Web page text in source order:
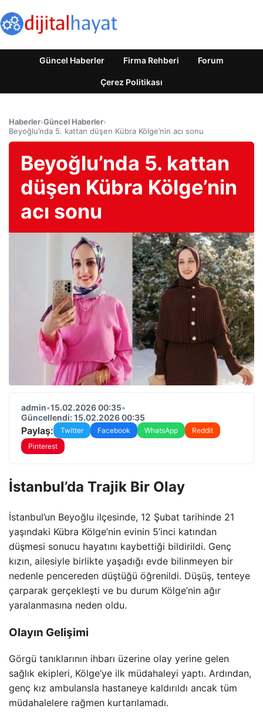
Güncel Haberler Firma Rehberi Forum
Çerez Politikası
Haberler›Güncel Haberler›
Beyoğlu’nda 5. kattan düşen Kübra Kölge’nin acı sonu
Beyoğlu’nda 5. kattan
düşen Kübra Kölge’nin
acı sonu
admin•15.02.2026 00:35•
Güncellendi: 15.02.2026 00:35
Paylaş: Twitter Facebook WhatsApp
Reddit
Pinterest
İstanbul’da Trajik Bir Olay
İstanbul’un Beyoğlu ilçesinde, 12 Şubat tarihinde 21
yaşındaki Kübra Kölge’nin evinin 5’inci katından
düşmesi sonucu hayatını kaybettiği bildirildi. Genç
kızın, ailesiyle birlikte yaşadığı evde bilinmeyen bir
nedenle pencereden düştüğü öğrenildi. Düşüş, tenteye
çarparak gerçekleşti ve bu durum Kölge’nin ağır
yaralanmasına neden oldu.
Olayın Gelişimi
Görgü tanıklarının ihbarı üzerine olay yerine gelen
sağlık ekipleri, Kölge’ye ilk müdahaleyi yaptı. Ardından,
genç kız ambulansla hastaneye kaldırıldı ancak tüm
müdahalelere rağmen kurtarılamadı.